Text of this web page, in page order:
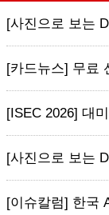
[사진으로 보는
[카드뉴스] 무료
[ISEC 2026] 대
[사진으로 보는
[이슈칼럼] 한국